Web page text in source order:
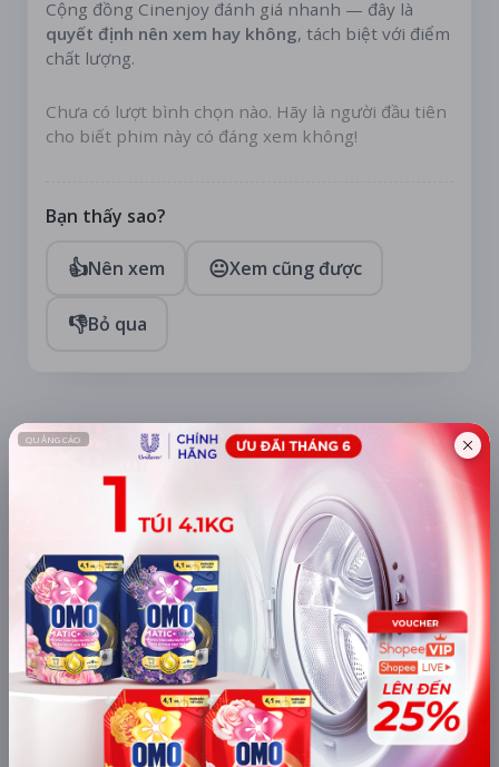
Cộng đồng Cinenjoy đánh giá nhanh — đây là
quyết định nên xem hay không, tách biệt với điểm
chất lượng.
Chưa có lượt bình chọn nào. Hãy là người đầu tiên
cho biết phim này có đáng xem không!
Bạn thấy sao?
👍Nên xem 😐Xem cũng được
👎Bỏ qua
TÀI TRỢ
Quạt mini GOOJODOQ 4000
mAh di động
Khuyến mãi + free ship
Xem khuyến mãi
Chi tiết